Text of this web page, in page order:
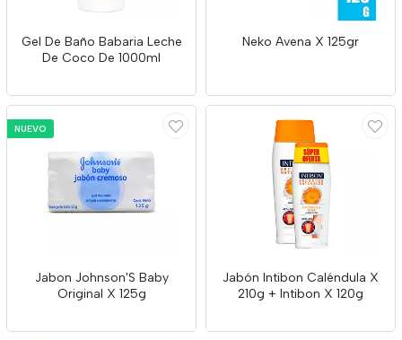
Gel De Baño Babaria Leche
De Coco De 1000ml
Neko Avena X 125gr
NUEVO
Jabon Johnson'S Baby
Original X 125g
Jabón Intibon Caléndula X
210g + Intibon X 120g